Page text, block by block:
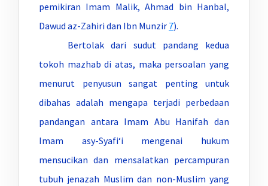
pemikiran Imam Malik, Ahmad bin Hanbal,
Dawud az-Zahiri dan Ibn Munzir 7).
Bertolak dari sudut pandang kedua
tokoh mazhab di atas, maka persoalan yang
menurut penyusun sangat penting untuk
dibahas adalah mengapa terjadi perbedaan
pandangan antara Imam Abu Hanifah dan
Imam asy-Syafi‘i mengenai hukum
mensucikan dan mensalatkan percampuran
tubuh jenazah Muslim dan non-Muslim yang